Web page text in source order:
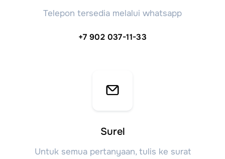
Telepon tersedia melalui whatsapp
+7 902 037-11-33
Surel
Untuk semua pertanyaan, tulis ke surat